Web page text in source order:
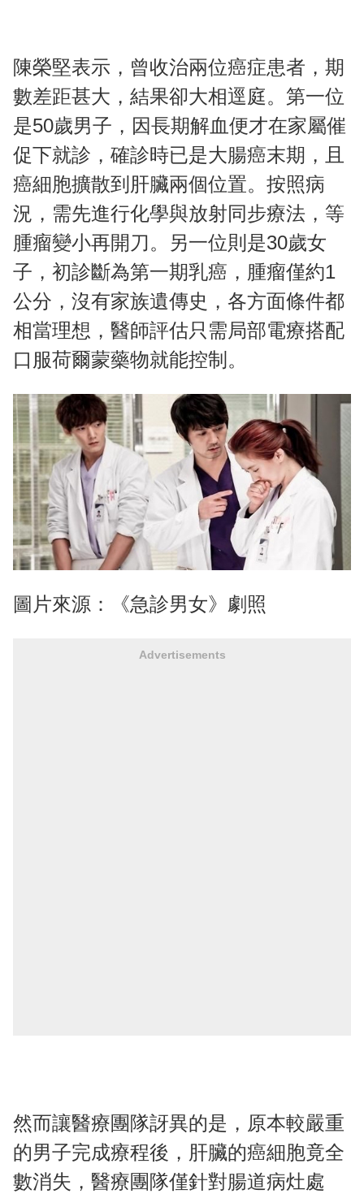
陳榮堅表示，曾收治兩位癌症患者，期
數差距甚大，結果卻大相逕庭。第一位
是50歲男子，因長期解血便才在家屬催
促下就診，確診時已是大腸癌末期，且
癌細胞擴散到肝臟兩個位置。按照病
況，需先進行化學與放射同步療法，等
腫瘤變小再開刀。另一位則是30歲女
子，初診斷為第一期乳癌，腫瘤僅約1
公分，沒有家族遺傳史，各方面條件都
相當理想，醫師評估只需局部電療搭配
口服荷爾蒙藥物就能控制。
圖片來源：《急診男女》劇照
Advertisements
然而讓醫療團隊訝異的是，原本較嚴重
的男子完成療程後，肝臟的癌細胞竟全
數消失，醫療團隊僅針對腸道病灶處